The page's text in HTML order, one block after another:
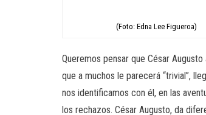
(Foto: Edna Lee Figueroa)
Queremos pensar que César
que a muchos le parecerá “trivial”,
nos identificamos con él, en las
los rechazos. César Augusto, da